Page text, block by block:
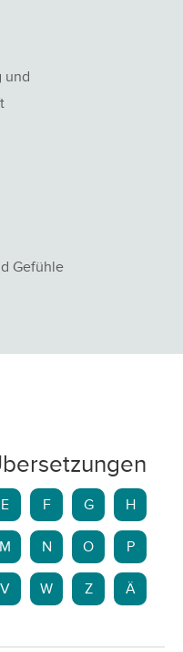
und
Gefühle
E F G H
M N O P
V W Z Ä